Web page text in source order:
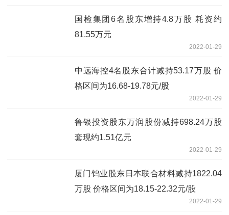
国检集团6名股东增持4.8万股 耗资约
81.55万元
2022-01-29
中远海控4名股东合计减持53.17万股 价
格区间为16.68-19.78元/股
2022-01-29
鲁银投资股东万润股份减持698.24万股
套现约1.51亿元
2022-01-29
厦门钨业股东日本联合材料减持1822.04
万股 价格区间为18.15-22.32元/股
2022-01-29